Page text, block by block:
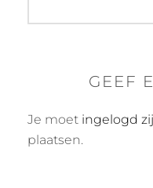
GEEF
Je moet ingelogd
plaatsen.